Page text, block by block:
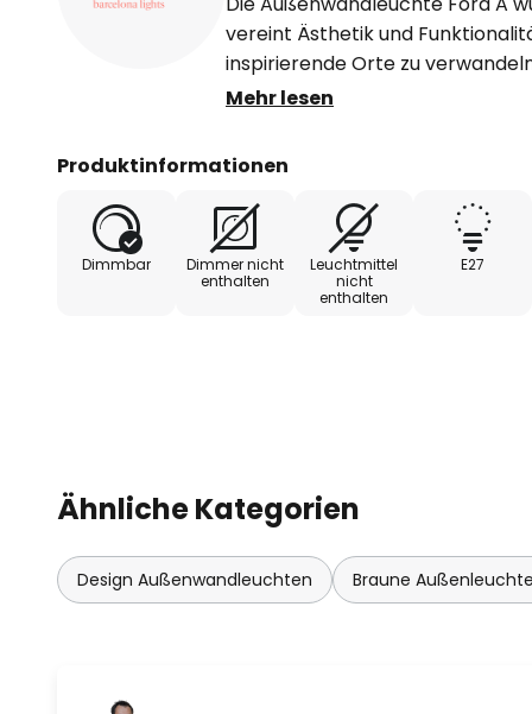
vereint Ästhetik und
inspirierende Orte zu
Wandleuchte Fora A bestens
Stimmung aufwertet. Fora A
Synthetik-Gewebe ab.
- extern dimmbar
Mehr lesen
Produktinformationen
Dimmbar
Dimmer nicht
enthalten
Leuchtmittel
nicht
enthalten
E27
Ähnliche Kategorien
Design Außenwandleuchten Braune